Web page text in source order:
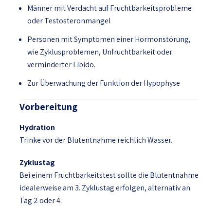
Männer mit Verdacht auf Fruchtbarkeitsprobleme
oder Testosteronmangel
Personen mit Symptomen einer Hormonstörung,
wie Zyklusproblemen, Unfruchtbarkeit oder
verminderter Libido.
Zur Überwachung der Funktion der Hypophyse
Vorbereitung
Hydration
Trinke vor der Blutentnahme reichlich Wasser.
Zyklustag
Bei einem Fruchtbarkeitstest sollte die Blutentnahme
idealerweise am 3. Zyklustag erfolgen, alternativ an
Tag 2 oder 4.